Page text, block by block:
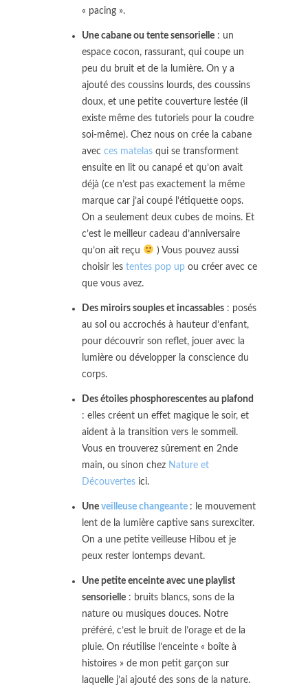
« pacing ».
Une cabane ou tente sensorielle : un
espace cocon, rassurant, qui coupe un
peu du bruit et de la lumière. On y a
ajouté des coussins lourds, des coussins
doux, et une petite couverture lestée (il
existe même des tutoriels pour la coudre
soi-même). Chez nous on crée la cabane
avec ces matelas qui se transforment
ensuite en lit ou canapé et qu’on avait
déjà (ce n’est pas exactement la même
marque car j’ai coupé l’étiquette oops.
On a seulement deux cubes de moins. Et
c’est le meilleur cadeau d’anniversaire
qu’on ait reçu
) Vous pouvez aussi
choisir les tentes pop up ou créer avec ce
que vous avez.
Des miroirs souples et incassables : posés
au sol ou accrochés à hauteur d’enfant,
pour découvrir son reflet, jouer avec la
lumière ou développer la conscience du
corps.
Des étoiles phosphorescentes au plafond
: elles créent un effet magique le soir, et
aident à la transition vers le sommeil.
Vous en trouverez sûrement en 2nde
main, ou sinon chez Nature et
Découvertes ici.
Une veilleuse changeante : le mouvement
lent de la lumière captive sans surexciter.
On a une petite veilleuse Hibou et je
peux rester lontemps devant.
Une petite enceinte avec une playlist
sensorielle : bruits blancs, sons de la
nature ou musiques douces. Notre
préféré, c’est le bruit de l’orage et de la
pluie. On réutilise l’enceinte « boîte à
histoires » de mon petit garçon sur
laquelle j’ai ajouté des sons de la nature.